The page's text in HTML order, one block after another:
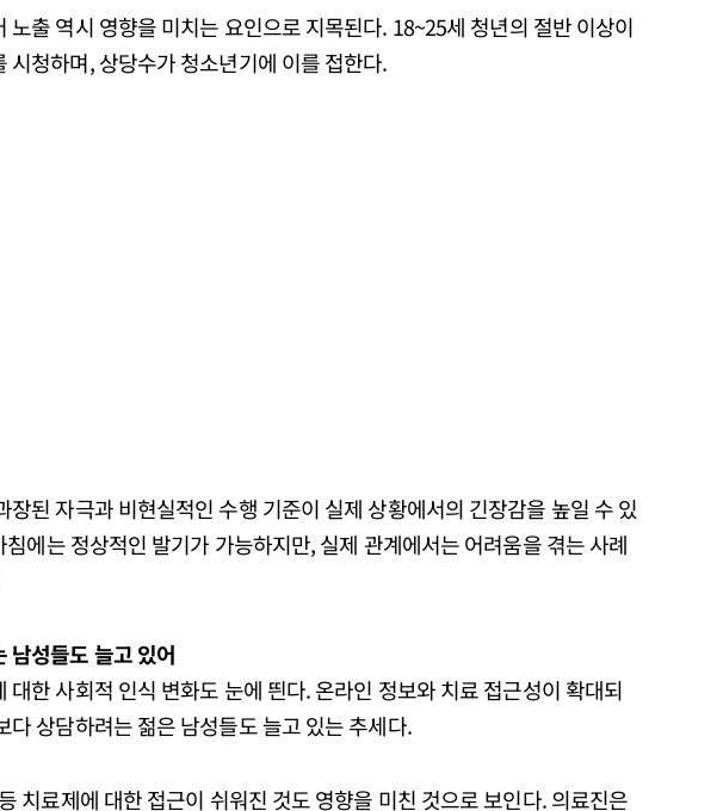
노출 역시 영향을 미치는 요인으로 지목된다. 18~25세 청년의 절반 이상이
시청하며, 상당수가 청소년기에 이를 접한다.
장된 자극과 비현실적인 수행 기준이 실제 상황에서의 긴장감을 높일 수 있
에는 정상적인 발기가 가능하지만, 실제 관계에서는 어려움을 겪는 사례
남성들도 늘고 있어
대한 사회적 인식 변화도 눈에 띈다. 온라인 정보와 치료 접근성이 확대되
다 상담하려는 젊은 남성들도 늘고 있는 추세다.
치료제에 대한 접근이 쉬워진 것도 영향을 미친 것으로 보인다. 의료진은